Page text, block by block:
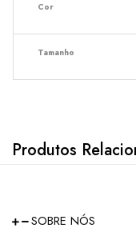
Cor
Tamanho
Produtos
SOBRE NÓS